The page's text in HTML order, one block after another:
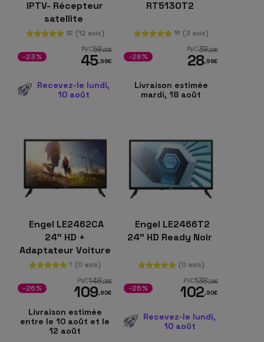
IPTV- Récepteur
satellite
32 (12 avis)
PVC59,99€
45,96€
-23%
Recevez-le lundi,
10 août
RT5130T2
16 (3 avis)
PVC39,99€
28,96€
-28%
Livraison estimée
mardi, 18 août
Engel LE2462CA
24" HD +
Adaptateur Voiture
12V/24V DC Noir
1 (0 avis)
PVC148,95€
109,90€
-26%
Livraison estimée
entre le 10 août et le
12 août
Engel LE2466T2
24" HD Ready Noir
(0 avis)
PVC138,94€
102,90€
-26%
Recevez-le lundi,
10 août